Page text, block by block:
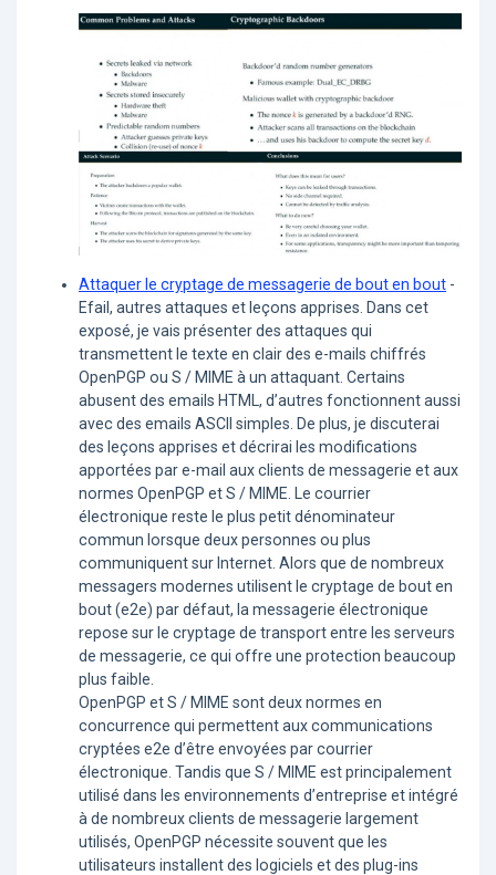
Attaquer le cryptage de messagerie de bout en bout -
Efail, autres attaques et leçons apprises. Dans cet
exposé, je vais présenter des attaques qui
transmettent le texte en clair des e-mails chiffrés
OpenPGP ou S / MIME à un attaquant. Certains
abusent des emails HTML, d’autres fonctionnent aussi
avec des emails ASCII simples. De plus, je discuterai
des leçons apprises et décrirai les modifications
apportées par e-mail aux clients de messagerie et aux
normes OpenPGP et S / MIME. Le courrier
électronique reste le plus petit dénominateur
commun lorsque deux personnes ou plus
communiquent sur Internet. Alors que de nombreux
messagers modernes utilisent le cryptage de bout en
bout (e2e) par défaut, la messagerie électronique
repose sur le cryptage de transport entre les serveurs
de messagerie, ce qui offre une protection beaucoup
plus faible.
OpenPGP et S / MIME sont deux normes en
concurrence qui permettent aux communications
cryptées e2e d’être envoyées par courrier
électronique. Tandis que S / MIME est principalement
utilisé dans les environnements d’entreprise et intégré
à de nombreux clients de messagerie largement
utilisés, OpenPGP nécessite souvent que les
utilisateurs installent des logiciels et des plug-ins